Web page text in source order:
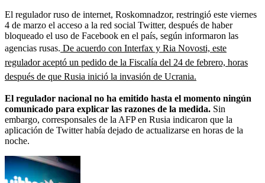
El regulador ruso de internet, Roskomnadzor, restringió este viernes
4 de marzo el acceso a la red social Twitter, después de haber
bloqueado el uso de Facebook en el país, según informaron las
agencias rusas. De acuerdo con Interfax y Ria Novosti, este
regulador aceptó un pedido de la Fiscalía del 24 de febrero, horas
después de que Rusia inició la invasión de Ucrania.
El regulador nacional no ha emitido hasta el momento ningún
comunicado para explicar las razones de la medida. Sin
embargo, corresponsales de la AFP en Rusia indicaron que la
aplicación de Twitter había dejado de actualizarse en horas de la
noche.